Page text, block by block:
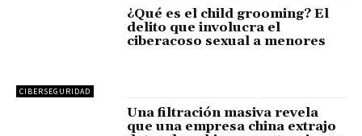
CIBERSEGURIDAD
¿Qué es el child grooming? El
delito que involucra el
ciberacoso sexual a menores
Una filtración masiva revela
que una empresa china extrajo